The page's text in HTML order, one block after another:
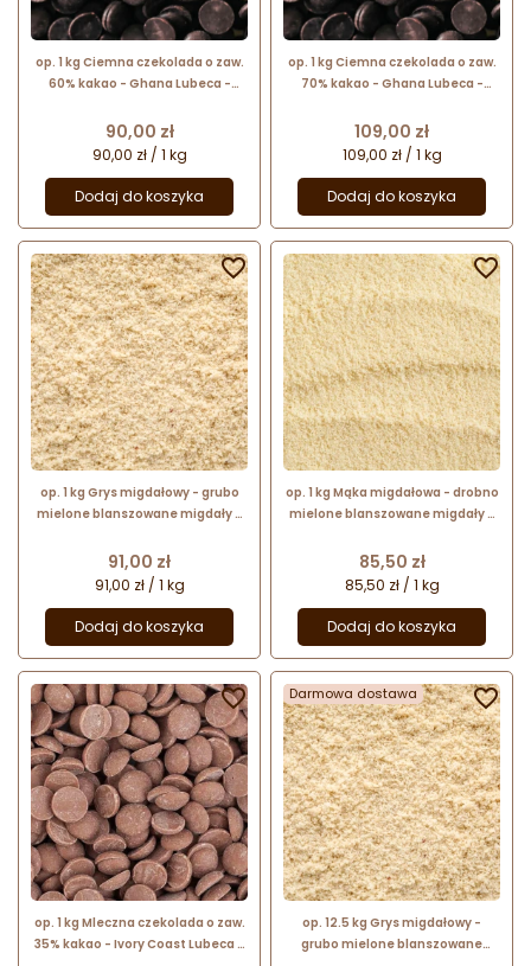
op. 1 kg Ciemna czekolada o zaw.
60% kakao - Ghana Lubeca -
kaletkach - nr. kat. 727
Cena
90,00 zł
90,00 zł / 1 kg
Dodaj do koszyka
op. 1 kg Ciemna czekolada o zaw.
70% kakao - Ghana Lubeca -
kaletkach - nr. kat. 742
Cena
109,00 zł
109,00 zł / 1 kg
Dodaj do koszyka
op. 1 kg Grys migdałowy - grubo
mielone blanszowane migdały -
Cena
91,00 zł
91,00 zł / 1 kg
Dodaj do koszyka

op. 1 kg Mąka migdałowa - drobno
mielone blanszowane migdały -
Cena
85,50 zł
85,50 zł / 1 kg
Dodaj do koszyka

op. 1 kg Mleczna czekolada o zaw.
35% kakao - Ivory Coast Lubeca -
 Darmowa dostawa
op. 12.5 kg Grys migdałowy -
grubo mielone blanszowane
